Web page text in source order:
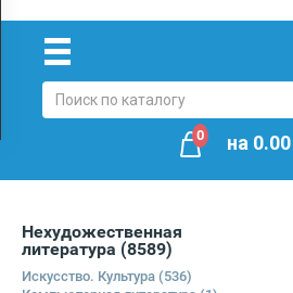
0 на 0.00
Нехудожественная
литература (8589)
Искусство. Культура (536)